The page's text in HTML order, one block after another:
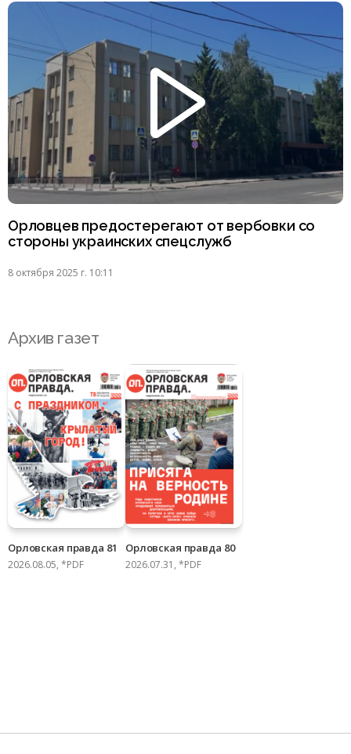
Орловцев предостерегают от вербовки со
стороны украинских спецслужб
8 октября 2025 г. 10:11
Архив газет
Орловская правда 81
2026.08.05, *PDF
Орловская правда 80
2026.07.31, *PDF